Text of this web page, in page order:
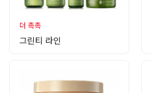
더 촉촉
그린티 라인